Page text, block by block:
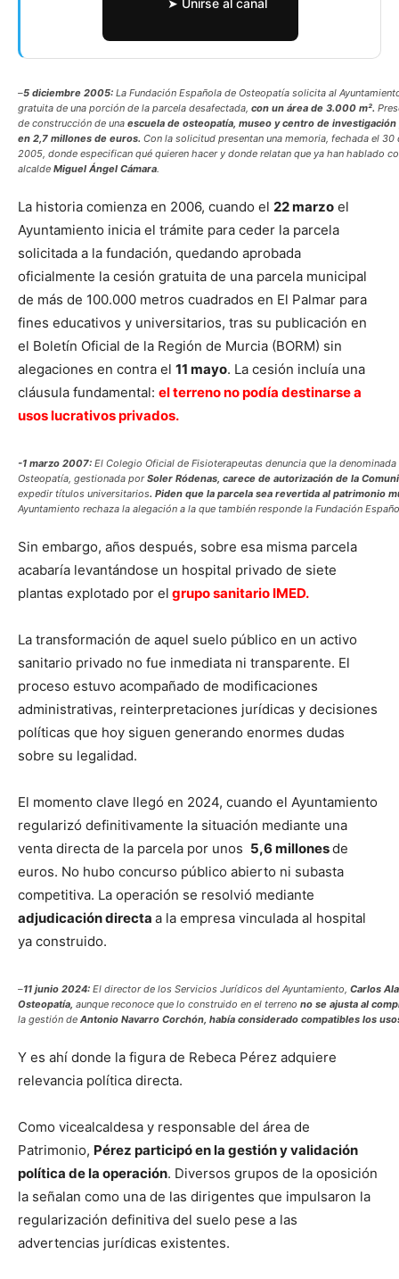
➤ Unirse al canal
–5 diciembre 2005: La Fundación Española de Osteopatía solicita al
gratuita de una porción de la parcela desafectada, con un área de 3.000 m².
de construcción de una escuela de osteopatía, museo y centro de
en 2,7 millones de euros. Con la solicitud presentan una memoria, fechada el 30
2005, donde especifican qué quieren hacer y donde relatan que ya han hablado
alcalde Miguel Ángel Cámara.
La historia comienza en 2006, cuando el 22 marzo el
Ayuntamiento inicia el trámite para ceder la parcela
solicitada a la fundación, quedando aprobada
oficialmente la cesión gratuita de una parcela municipal
de más de 100.000 metros cuadrados en El Palmar para
fines educativos y universitarios, tras su publicación en
el Boletín Oficial de la Región de Murcia (BORM) sin
alegaciones en contra el 11 mayo. La cesión incluía una
cláusula fundamental: el terreno no podía destinarse a
usos lucrativos privados.
-1 marzo 2007: El Colegio Oficial de Fisioterapeutas denuncia que la denominada
Osteopatía, gestionada porSoler Ródenas, carece de autorización de la
expedir títulos universitarios. Piden que la parcela sea revertida al patrimonio
Ayuntamiento rechaza la alegación a la que también responde la Fundación
Sin embargo, años después, sobre esa misma parcela
acabaría levantándose un hospital privado de siete
plantas explotado por el grupo sanitario IMED.
La transformación de aquel suelo público en un activo
sanitario privado no fue inmediata ni transparente. El
proceso estuvo acompañado de modificaciones
administrativas, reinterpretaciones jurídicas y decisiones
políticas que hoy siguen generando enormes dudas
sobre su legalidad.
El momento clave llegó en 2024, cuando el Ayuntamiento
regularizó definitivamente la situación mediante una
venta directa de la parcela por unos 5,6 millonesde
euros. No hubo concurso público abierto ni subasta
competitiva. La operación se resolvió mediante
adjudicación directa a la empresa vinculada al hospital
ya construido.
–11 junio 2024: El director de los Servicios Jurídicos del Ayuntamiento, Carlos
Osteopatía, aunque reconoce que lo construido en el terreno no se ajusta al
la gestión de Antonio Navarro Corchón, había considerado compatibles los
Y es ahí donde la figura de Rebeca Pérez adquiere
relevancia política directa.
Como vicealcaldesa y responsable del área de
Patrimonio, Pérez participó en la gestión y validación
política de la operación. Diversos grupos de la oposición
la señalan como una de las dirigentes que impulsaron la
regularización definitiva del suelo pese a las
advertencias jurídicas existentes.